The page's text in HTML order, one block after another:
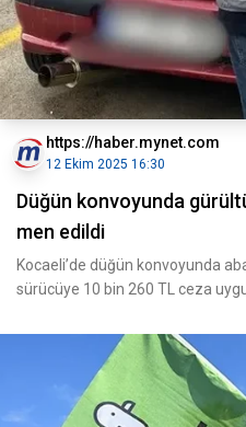
https://haber.mynet.com
12 Ekim 2025 16:30
Düğün konvoyunda
men edildi
Kocaeli’de düğün konvoyunda
sürücüye 10 bin 260 TL ceza